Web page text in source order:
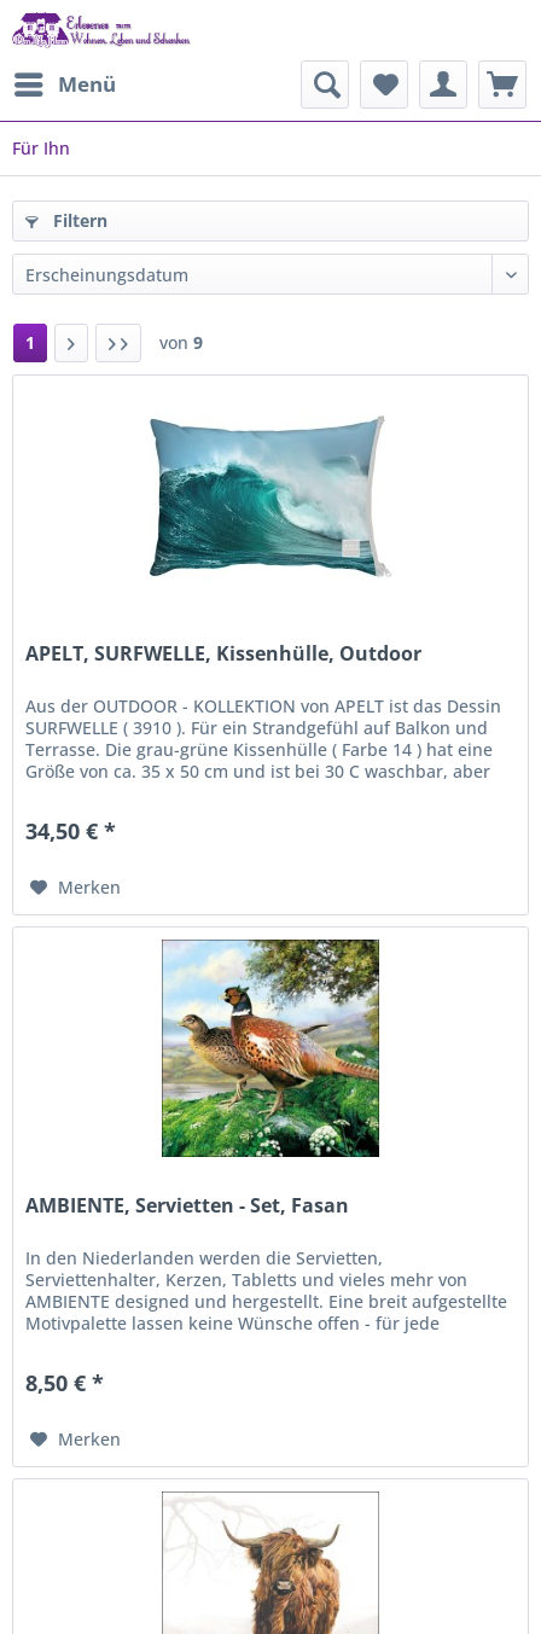
Menü
Für Ihn
Filtern
1 von 9
APELT, SURFWELLE, Kissenhülle, Outdoor
Aus der OUTDOOR - KOLLEKTION von APELT ist das Dessin
SURFWELLE ( 3910 ). Für ein Strandgefühl auf Balkon und
Terrasse. Die grau-grüne Kissenhülle ( Farbe 14 ) hat eine
Größe von ca. 35 x 50 cm und ist bei 30 C waschbar, aber
34,50 € *
Merken
AMBIENTE, Servietten - Set, Fasan
In den Niederlanden werden die Servietten,
Serviettenhalter, Kerzen, Tabletts und vieles mehr von
AMBIENTE designed und hergestellt. Eine breit aufgestellte
Motivpalette lassen keine Wünsche offen - für jede
8,50 € *
Merken